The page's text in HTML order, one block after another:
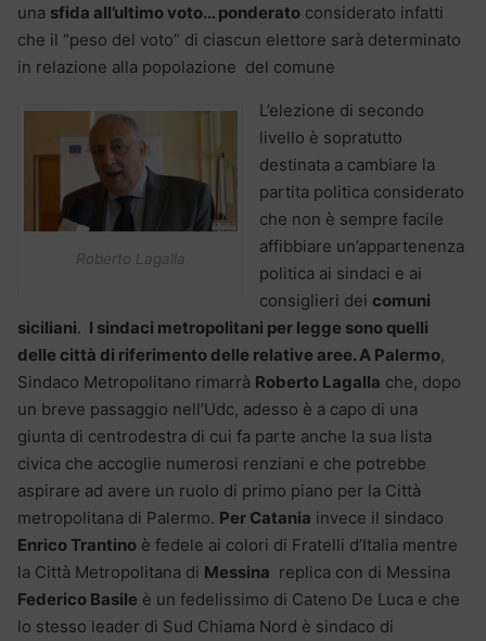
una sfida all’ultimo voto… ponderato considerato infatti
che il “peso del voto” di ciascun elettore sarà determinato
in relazione alla popolazione del comune
Roberto Lagalla
L’elezione di secondo
livello è sopratutto
destinata a cambiare la
partita politica considerato
che non è sempre facile
affibbiare un’appartenenza
politica ai sindaci e ai
consiglieri dei comuni
siciliani. I sindaci metropolitani per legge sono quelli
delle città di riferimento delle relative aree. A Palermo,
Sindaco Metropolitano rimarrà Roberto Lagalla che, dopo
un breve passaggio nell’Udc, adesso è a capo di una
giunta di centrodestra di cui fa parte anche la sua lista
civica che accoglie numerosi renziani e che potrebbe
aspirare ad avere un ruolo di primo piano per la Città
metropolitana di Palermo. Per Catania invece il sindaco
Enrico Trantino è fedele ai colori di Fratelli d’Italia mentre
la Città Metropolitana di Messina replica con di Messina
Federico Basile è un fedelissimo di Cateno De Luca e che
lo stesso leader di Sud Chiama Nord è sindaco di